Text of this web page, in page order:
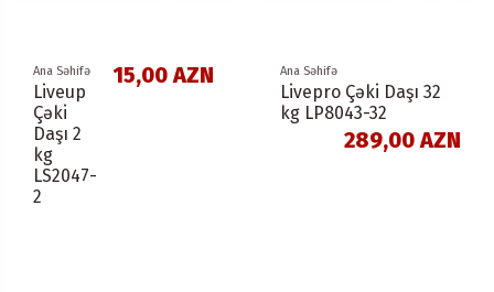
Ana Səhifə
Liveup
Çəki
Daşı 2
kg
LS2047-
2
15,00 AZN Ana Səhifə
Livepro Çəki Daşı 32
kg LP8043-32
289,00 AZN